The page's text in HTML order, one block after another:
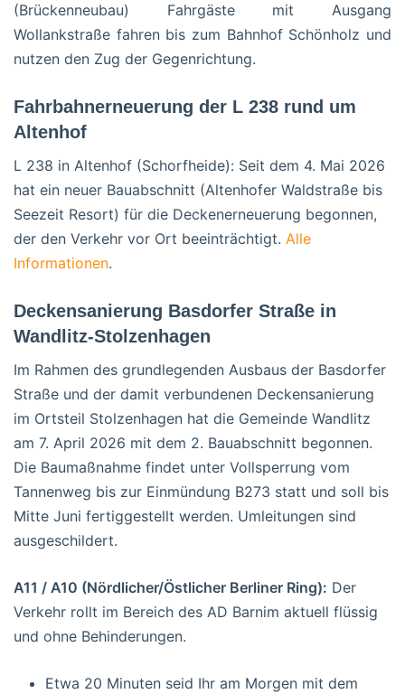
(Brückenneubau) Fahrgäste mit Ausgang
Wollankstraße fahren bis zum Bahnhof Schönholz und
nutzen den Zug der Gegenrichtung.
Fahrbahnerneuerung der L 238 rund um
Altenhof
L 238 in Altenhof (Schorfheide): Seit dem 4. Mai 2026
hat ein neuer Bauabschnitt (Altenhofer Waldstraße bis
Seezeit Resort) für die Deckenerneuerung begonnen,
der den Verkehr vor Ort beeinträchtigt. Alle
Informationen.
Deckensanierung Basdorfer Straße in
Wandlitz-Stolzenhagen
Im Rahmen des grundlegenden Ausbaus der Basdorfer
Straße und der damit verbundenen Deckensanierung
im Ortsteil Stolzenhagen hat die Gemeinde Wandlitz
am 7. April 2026 mit dem 2. Bauabschnitt begonnen.
Die Baumaßnahme findet unter Vollsperrung vom
Tannenweg bis zur Einmündung B273 statt und soll bis
Mitte Juni fertiggestellt werden. Umleitungen sind
ausgeschildert.
A11 / A10 (Nördlicher/Östlicher Berliner Ring): Der
Verkehr rollt im Bereich des AD Barnim aktuell flüssig
und ohne Behinderungen.
Etwa 20 Minuten seid Ihr am Morgen mit dem